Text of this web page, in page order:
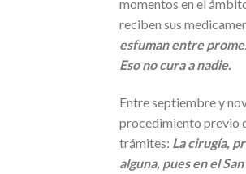
momentos en el
reciben sus
esfuman entre
Eso no cura a nadie.
Entre septiembre y
procedimiento previo
trámites: La cirugía,
alguna, pues en el